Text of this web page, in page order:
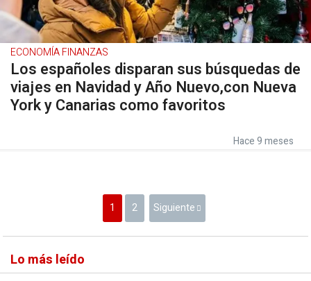
ECONOMÍA FINANZAS
Los españoles disparan sus búsquedas de
viajes en Navidad y Año Nuevo,con Nueva
York y Canarias como favoritos
Hace 9 meses
1 2 Siguiente
Lo más leído